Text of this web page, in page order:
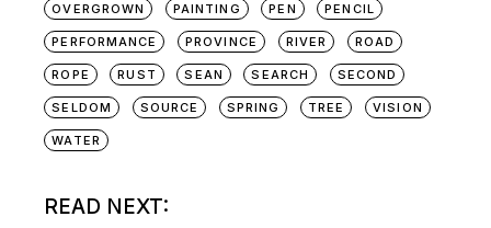
OVERGROWN PAINTING PEN PENCIL
PERFORMANCE PROVINCE RIVER ROAD
ROPE RUST SEAN SEARCH SECOND
SELDOM SOURCE SPRING TREE VISION
WATER
READ NEXT: